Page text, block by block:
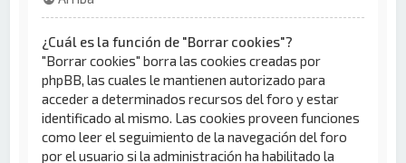
¿Cuál es la función de "Borrar cookies"?
"Borrar cookies" borra las cookies creadas por
phpBB, las cuales le mantienen autorizado para
acceder a determinados recursos del foro y estar
identificado al mismo. Las cookies proveen funciones
como leer el seguimiento de la navegación del foro
por el usuario si la administración ha habilitado la